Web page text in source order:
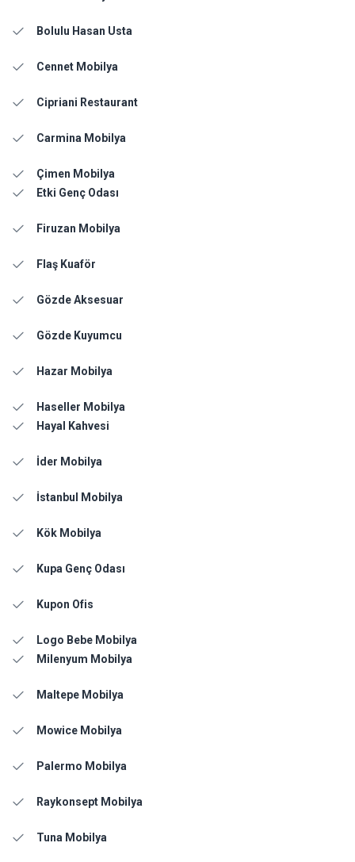
Bolulu Hasan Usta
Cennet Mobilya
Cipriani Restaurant
Carmina Mobilya
Çimen Mobilya
Etki Genç Odası
Firuzan Mobilya
Flaş Kuaför
Gözde Aksesuar
Gözde Kuyumcu
Hazar Mobilya
Haseller Mobilya
Hayal Kahvesi
İder Mobilya
İstanbul Mobilya
Kök Mobilya
Kupa Genç Odası
Kupon Ofis
Logo Bebe Mobilya
Milenyum Mobilya
Maltepe Mobilya
Mowice Mobilya
Palermo Mobilya
Raykonsept Mobilya
Tuna Mobilya